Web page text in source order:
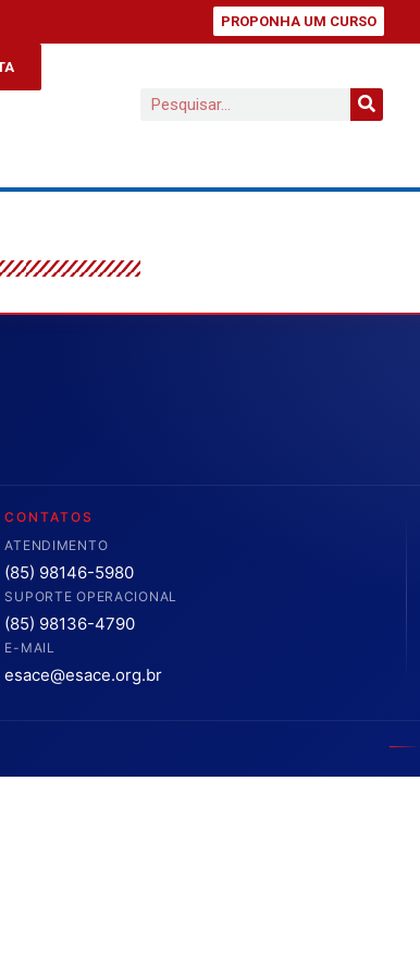
PROPONHA UM CURSO
CONTATOS
ATENDIMENTO
(85) 98146-5980
SUPORTE OPERACIONAL
(85) 98136-4790
E-MAIL
esace@esace.org.br